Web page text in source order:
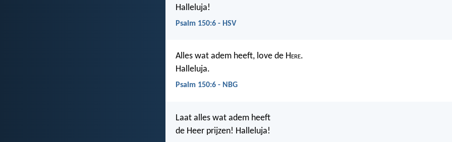
Halleluja!
Psalm 150:6 - HSV
Alles wat adem heeft, love de Here.
Halleluja.
Psalm 150:6 - NBG
Laat alles wat adem heeft
de Heer prijzen! Halleluja!